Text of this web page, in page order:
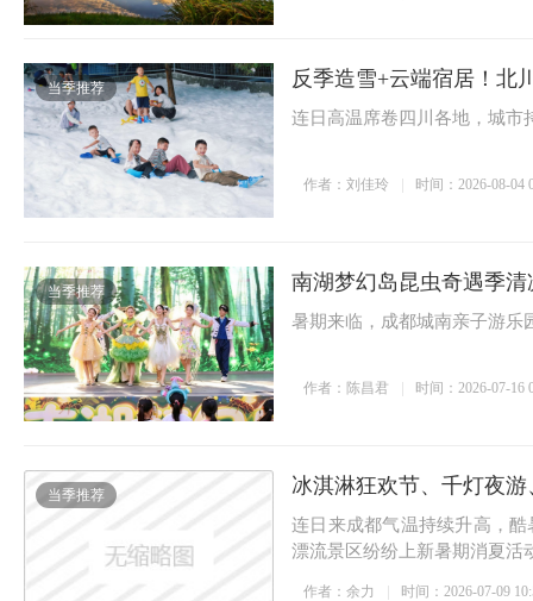
当季推荐 反季造雪+云端宿居！北
连日高温席卷四川各地，城
作者：刘佳玲 时间：2026-08-04
当季推荐 南湖梦幻岛昆虫奇遇季
暑期来临，成都城南亲子游乐
作者：陈昌君 时间：2026-07-16
当季推荐 冰淇淋狂欢节、千灯夜
连日来成都气温持续升高，
漂流景区纷纷上新暑期消夏活
作者：余力 时间：2026-07-09
玩转月城
浸式清凉夏日度假地
乐持续加码
360°全景视野+翻倍运力